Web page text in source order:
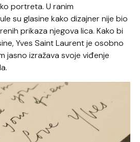
portreta. U ranim
su glasine kako dizajner nije bio
prikaza njegova lica. Kako bi
Yves Saint Laurent je osobno
jasno izražava svoje viđenje